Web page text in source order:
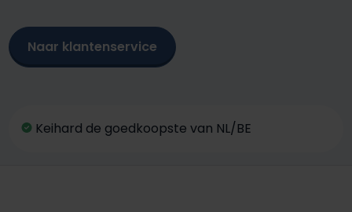
Naar klantenservice
Keihard de goedkoopste van NL/BE